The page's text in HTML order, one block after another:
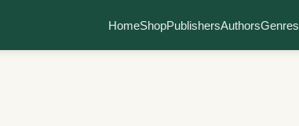
HomeShopPublishersAuthorsGenres